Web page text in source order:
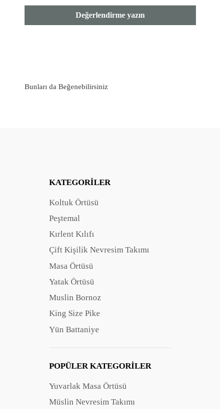
Değerlendirme yazın
Bunları da Beğenebilirsiniz
KATEGORILER
Koltuk Örtüsü
Peştemal
Kırlent Kılıfı
Çift Kişilik Nevresim Takımı
Masa Örtüsü
Yatak Örtüsü
Muslin Bornoz
King Size Pike
Yün Battaniye
POPÜLER KATEGORILER
Yuvarlak Masa Örtüsü
Müslin Nevresim Takımı